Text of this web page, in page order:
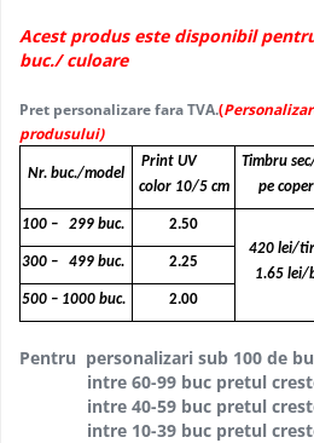
Acest produs este disponibil
buc./ culoare
Pret personalizare fara TVA.(
produsului)
Nr. buc./model
Print UV
color 10/5 cm
Timbru
pe
100 – 299 buc.
2.50
420 lei/
1.65 lei/
300 – 499 buc. 2.25
500 – 1000 buc. 2.00
Pentru personalizari sub 100 de
intre 60-99 buc pretul creste
intre 40-59 buc pretul creste
intre 10-39 buc pretul creste